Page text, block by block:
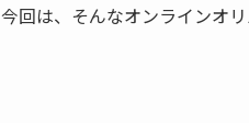
今回は、そんなオンラインオ